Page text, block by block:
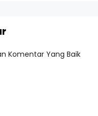
Komentar Yang Baik